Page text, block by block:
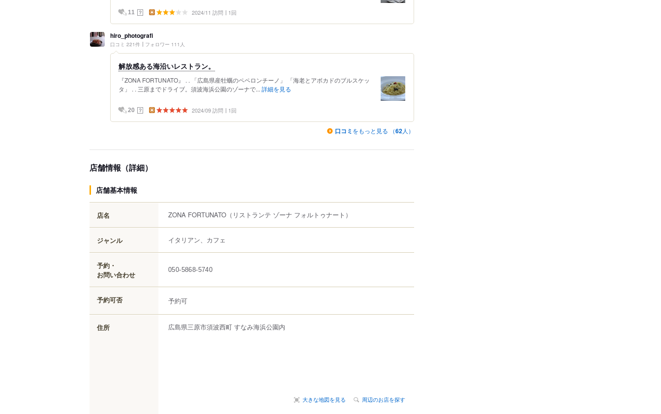
11 ？ 2024/11 訪問 1回
hiro_photografi
口コミ 221件 フォロワー 111人
解放感ある海沿いレストラン。
『ZONA FORTUNATO』 . . 「広島県産牡蠣のペペロンチーノ」 「海老とアボカドのブルスケッ
タ」 . . 三原までドライブ。須波海浜公園のゾーナで... 詳細を見る
20 ？ 2024/09 訪問 1回
口コミ をもっと見る （62人）
店舗情報（詳細）
店舗基本情報
店名 ZONA FORTUNATO （リストランテ ゾーナ フォルトゥナート）
ジャンル イタリアン、カフェ
予約・
お問い合わせ
050-5868-5740
予約可否 予約可
住所 広島県三原市須波西町 すなみ海浜公園内
大きな地図を見る 周辺のお店を探す